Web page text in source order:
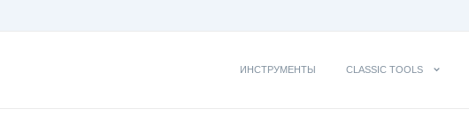
ИНСТРУМЕНТЫ CLASSIC TOOLS